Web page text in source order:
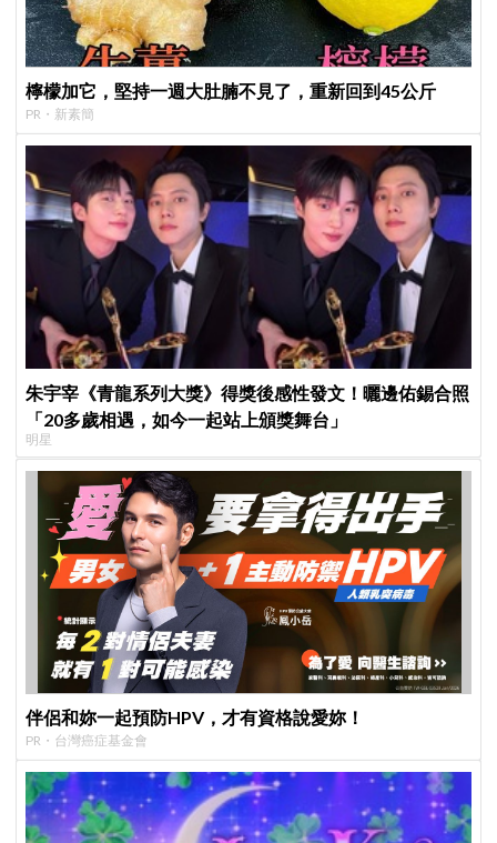
檸檬加它，堅持一週大肚腩不見了，重新回到45公斤
PR・新素簡
朱宇宰《青龍系列大獎》得獎後感性發文！曬邊佑錫合照
「20多歲相遇，如今一起站上頒獎舞台」
明星
伴侶和妳一起預防HPV，才有資格說愛妳！
PR・台灣癌症基金會